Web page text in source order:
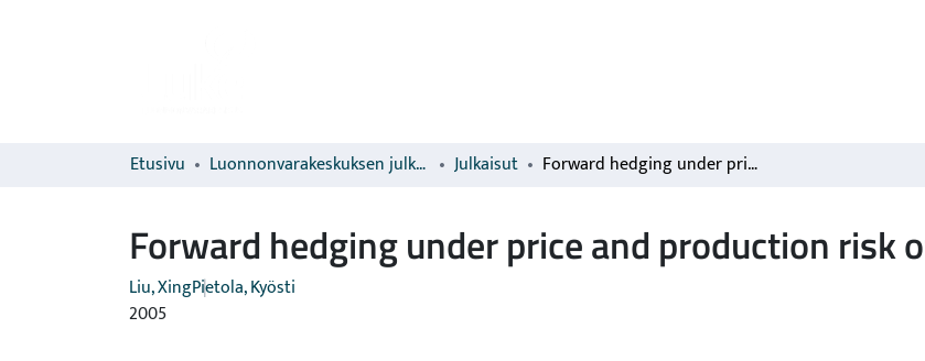
Etusivu Luonnonvarakeskuksen julkaisut Julkaisut Forward hedging under price and production risk of wheat
Forward hedging under price and production risk
Liu, XingPietola, Kyösti
2005